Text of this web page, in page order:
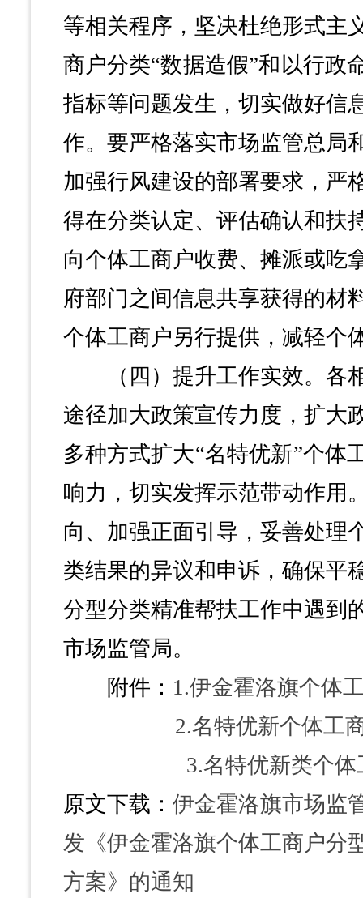
等相关程序，坚决杜绝形式主
商户分类“数据造假”和以行政
指标等问题发生，切实做好信
作。要严格落实市场监管总局
加强行风建设的部署要求，严
得在分类认定、评估确认和扶
向个体工商户收费、摊派或吃
府部门之间信息共享获得的材
个体工商户另行提供，减轻个
（四）提升工作实效。各
途径加大政策宣传力度，扩大
多种方式扩大“名特优新”个体
响力，切实发挥示范带动作用
向、加强正面引导，妥善处理
类结果的异议和申诉，确保平
分型分类精准帮扶工作中遇到
市场监管局。
附件： 1.伊金霍洛旗个体
2.名特优新个体工
3.名特优新类个体
原文下载： 伊金霍洛旗市场监
发《伊金霍洛旗个体工商户分
方案》的通知